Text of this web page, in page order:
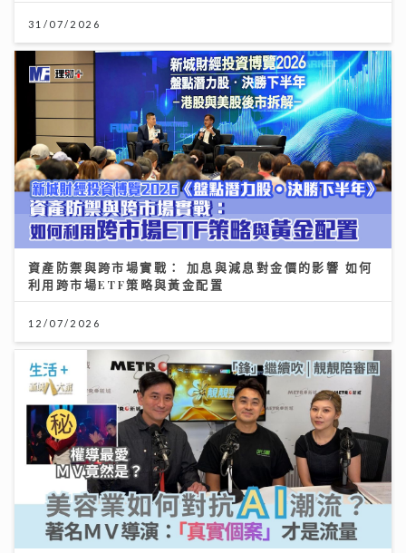
31/07/2026
資產防禦與跨市場實戰： 加息與減息對金價的影響 如何
利用跨市場ETF策略與黃金配置
12/07/2026